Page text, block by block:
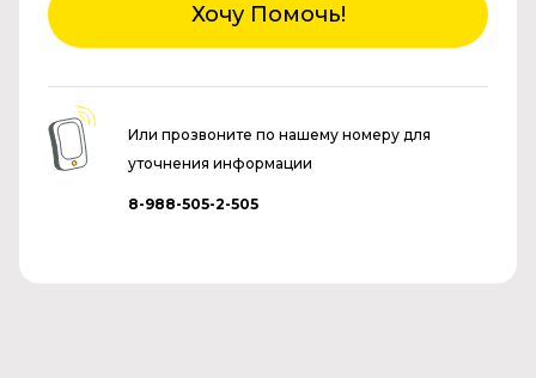
Хочу Помочь!
Или прозвоните по нашему номеру для
уточнения информации
8-988-505-2-505